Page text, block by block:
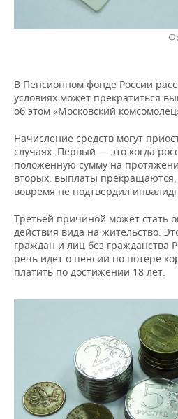
НЕФТЕХИМИЯ
ЭНЕРГЕТИКА
РОЗНИЧНАЯ ТОРГОВЛЯ
УСЛУГИ
НОВОСТИ ТЕХНОЛОГИЙ
МЕДИА
МЕРОПРИЯТИЯ
ВЫЕЗДНАЯ РЕДАКЦИЯ
ONLINE-КОНФЕРЕНЦИИ
ОТКРЫТАЯ ЛЕКЦИЯ
НОВОСТИ СПОРТА
ХОККЕЙ
БАСКЕТБОЛ
ВОЛЕЙБОЛ
КИБЕРСПОРТ
ВОДНЫЕ ВИДЫ СПОРТА
ХОККЕЙ С МЯЧОМ
ОБЩЕСТВО
ВЛАСТЬ
ИНФРАСТРУКТУРА
ИСТОРИЯ
КУЛЬТУРА
ПРОИСШЕСТВИЯ
СЮЖЕТЫ
СПРАВОЧНИК
СПИСОК ПЕРСОН
СПИСОК КОМПАНИЙ
ПОЛНАЯ ВЕРСИЯ
В Пенсионном фонде России
условиях может прекратиться
об этом «Московский
Начисление средств могут
случаях. Первый — это когда
положенную сумму на
вторых, выплаты
вовремя не подтвердил
Третьей причиной может стать
действия вида на жительство.
граждан и лиц без гражданства
речь идет о пенсии по потере
платить по достижении 18 лет.